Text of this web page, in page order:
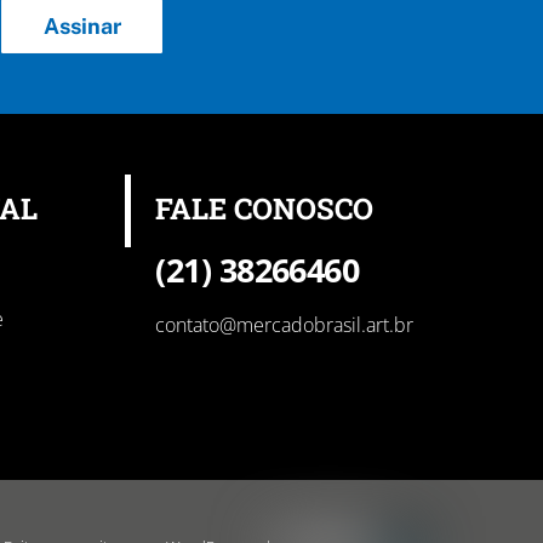
Assinar
FALE CONOSCO
(21) 38266460
contato@mercadobrasil.art.br